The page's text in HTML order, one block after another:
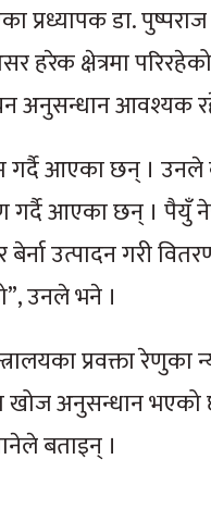
प्रध्यापक डा.
हरेक क्षेत्रमा
अनुसन्धान आवश्यक
गर्दै आएका छन् ।
गर्दै आएका छन् । पैयुँ
उत्पादन गरी
उनले भने ।
प्रवक्ता
अनुसन्धान
बताइन् ।